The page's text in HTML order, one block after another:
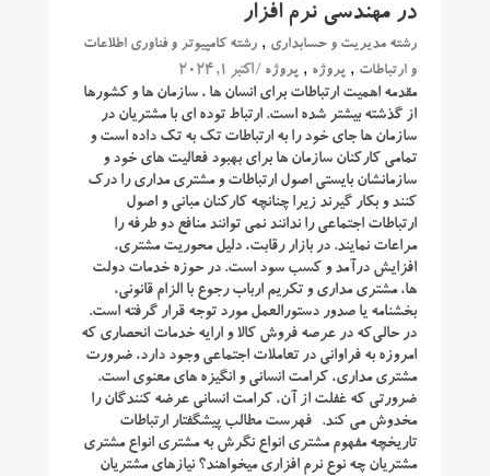
در مهندسی نرم افزار
رشته مدیریت و حسابداری ,رشته کامپیوتر و فناوری اطلاعات
و ارتباطات , پروژه , پروژه / اکتبر 1, 2024
مقدمه اهمیت ارتباطات برای انسان ها ، سازمان ها و کشورها
از گذشته بیشتر شده است. ارتباط توده ای با مشتریان در
سازمان ها جای خود را به ارتباطات تک به تک داده است و
تمامی کارکنان سازمان ها برای بهبود فعالیت های خود و
سازمانشان بایستی اصول ارتباطات و مشتری مداری را درک
کنند و بکار گیرند زیرا چنانچه کارکنان مبانی و اصول
ارتباطات اجتماعی را ندانند نمی توانند منافع دو طرفه را
مراعات نمایند. در بازار رقابت، دلیل محوریت مشتری،
افزایش درآمد و کسب سود است. در حوزه خدمات دولت‌
ها، مشتری‌ مداری و تکریم ارباب ‌رجوع با الزام قانونی،
بخشنامه یا صدور دستورالعمل مورد توجه قرار گرفته است.
در حالی‌که در عرصه فروش کالا و ارایه خدمات انحصاری که
امروزه به فراوانی در تعاملات اجتماعی وجود دارد، ضرورت
مشتری‌ مداری، کرامت انسانی و انگیزه‌ های معنوی است.
ضرورتی که غفلت از آن، کرامت انسانی عرضه‌ کنندگان را
مخدوش می‌ کند. فهرست مطالب پیشگفتار ارتباطات
تاریخچه مفهوم مشتری انواع نگرش به مشتری انواع مشتری
مشتریان چه نوع نرم افزاری میخواهند؟ نیازهای مشتریان